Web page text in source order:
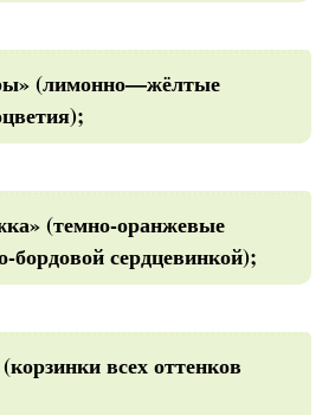
(лимонно—жёлтые
(темно-оранжевые
бордовой сердцевинкой);
всех оттенков